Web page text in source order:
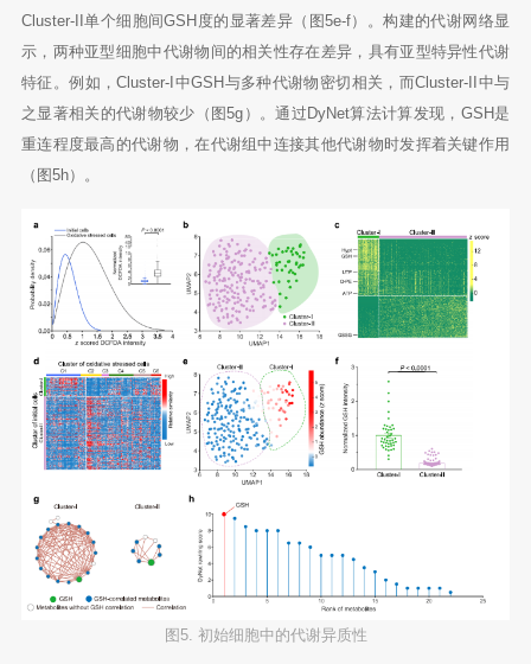
Cluster-II单个细胞间GSH度的显著差异（图5e-f）。构建的代谢网络显
示，两种亚型细胞中代谢物间的相关性存在差异，具有亚型特异性代谢
特征。例如，Cluster-I中GSH与多种代谢物密切相关，而Cluster-II中与
之显著相关的代谢物较少（图5g）。通过DyNet算法计算发现，GSH是
重连程度最高的代谢物，在代谢组中连接其他代谢物时发挥着关键作用
（图5h）。
图5. 初始细胞中的代谢异质性